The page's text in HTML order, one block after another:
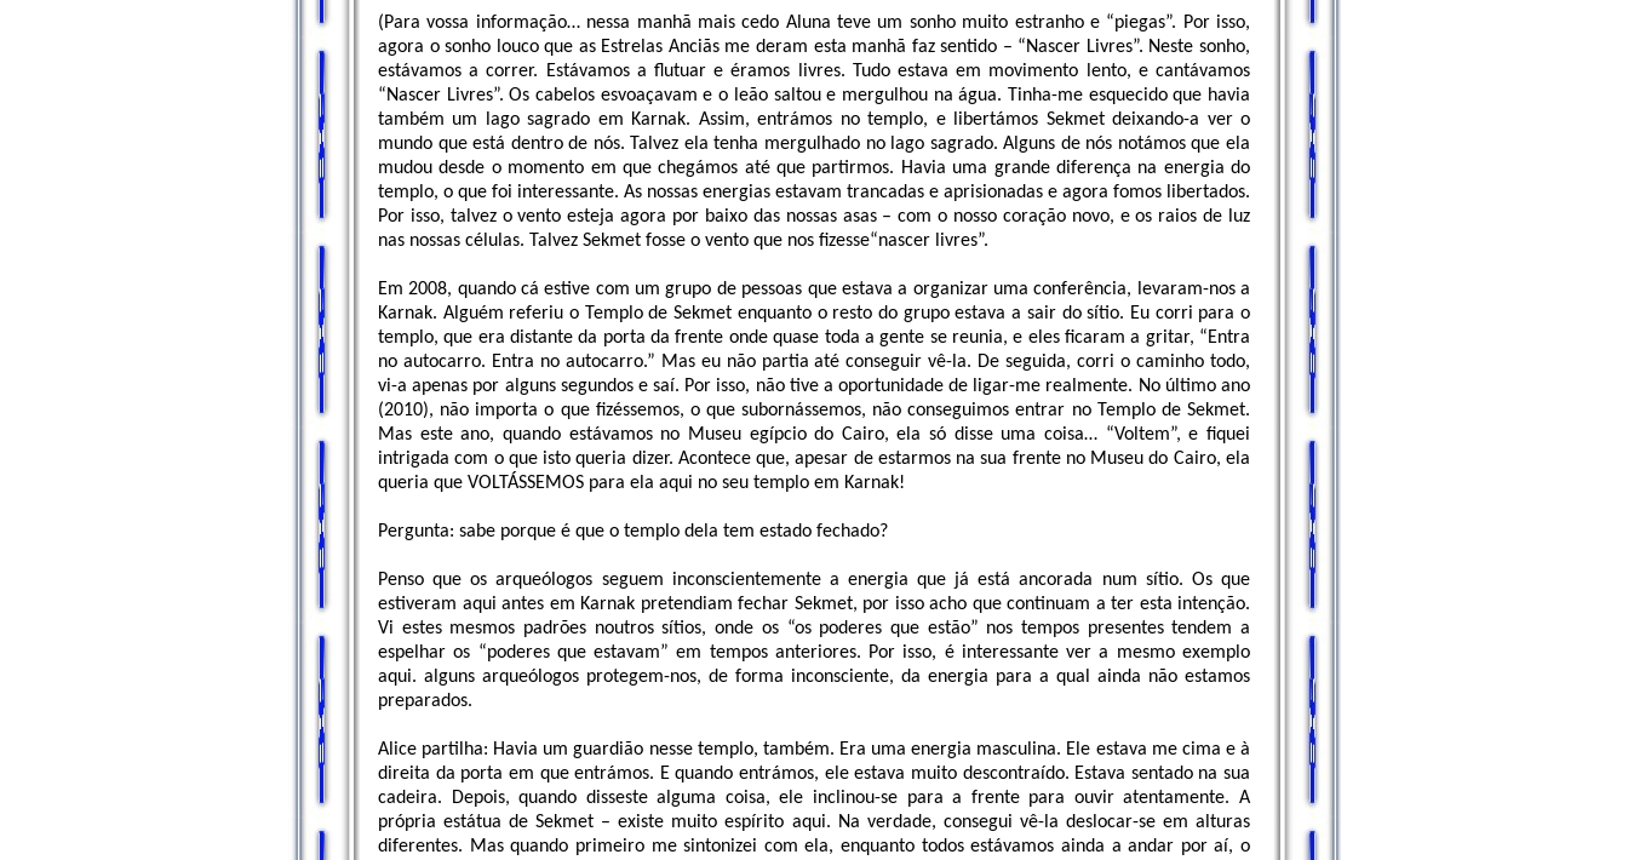
(Para vossa informação… nessa manhã mais cedo Aluna teve um sonho muito estranho e “piegas”. Por isso,
agora o sonho louco que as Estrelas Anciãs me deram esta manhã faz sentido – “Nascer Livres”. Neste sonho,
estávamos a correr. Estávamos a flutuar e éramos livres. Tudo estava em movimento lento, e cantávamos
“Nascer Livres”. Os cabelos esvoaçavam e o leão saltou e mergulhou na água. Tinha-me esquecido que havia
também um lago sagrado em Karnak. Assim, entrámos no templo, e libertámos Sekmet deixando-a ver o
mundo que está dentro de nós. Talvez ela tenha mergulhado no lago sagrado. Alguns de nós notámos que ela
mudou desde o momento em que chegámos até que partirmos. Havia uma grande diferença na energia do
templo, o que foi interessante. As nossas energias estavam trancadas e aprisionadas e agora fomos libertados.
Por isso, talvez o vento esteja agora por baixo das nossas asas – com o nosso coração novo, e os raios de luz
nas nossas células. Talvez Sekmet fosse o vento que nos fizesse“nascer livres”.
Em 2008, quando cá estive com um grupo de pessoas que estava a organizar uma conferência, levaram-nos a
Karnak. Alguém referiu o Templo de Sekmet enquanto o resto do grupo estava a sair do sítio. Eu corri para o
templo, que era distante da porta da frente onde quase toda a gente se reunia, e eles ficaram a gritar, “Entra
no autocarro. Entra no autocarro.” Mas eu não partia até conseguir vê-la. De seguida, corri o caminho todo,
vi-a apenas por alguns segundos e saí. Por isso, não tive a oportunidade de ligar-me realmente. No último ano
(2010), não importa o que fizéssemos, o que subornássemos, não conseguimos entrar no Templo de Sekmet.
Mas este ano, quando estávamos no Museu egípcio do Cairo, ela só disse uma coisa… “Voltem”, e fiquei
intrigada com o que isto queria dizer. Acontece que, apesar de estarmos na sua frente no Museu do Cairo, ela
queria que VOLTÁSSEMOS para ela aqui no seu templo em Karnak!
Pergunta: sabe porque é que o templo dela tem estado fechado?
Penso que os arqueólogos seguem inconscientemente a energia que já está ancorada num sítio. Os que
estiveram aqui antes em Karnak pretendiam fechar Sekmet, por isso acho que continuam a ter esta intenção.
Vi estes mesmos padrões noutros sítios, onde os “os poderes que estão” nos tempos presentes tendem a
espelhar os “poderes que estavam” em tempos anteriores. Por isso, é interessante ver a mesmo exemplo
aqui. alguns arqueólogos protegem-nos, de forma inconsciente, da energia para a qual ainda não estamos
preparados.
Alice partilha: Havia um guardião nesse templo, também. Era uma energia masculina. Ele estava me cima e à
direita da porta em que entrámos. E quando entrámos, ele estava muito descontraído. Estava sentado na sua
cadeira. Depois, quando disseste alguma coisa, ele inclinou-se para a frente para ouvir atentamente. A
própria estátua de Sekmet – existe muito espírito aqui. Na verdade, consegui vê-la deslocar-se em alturas
diferentes. Mas quando primeiro me sintonizei com ela, enquanto todos estávamos ainda a andar por aí, o